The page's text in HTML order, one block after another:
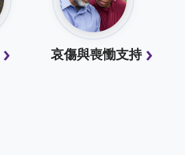
哀傷與喪慟支持